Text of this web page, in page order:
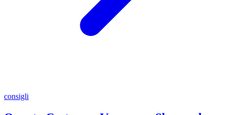
consigli